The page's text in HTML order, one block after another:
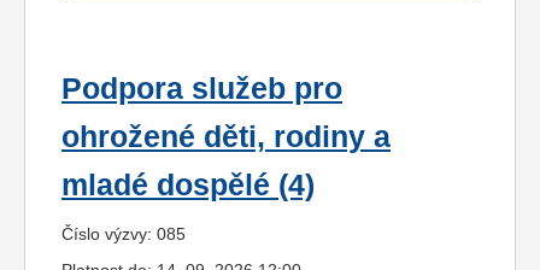
Podpora služeb pro
ohrožené děti, rodiny a
mladé dospělé (4)
Číslo výzvy: 085